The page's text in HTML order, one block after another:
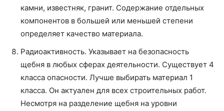
камни, известняк, гранит. Содержание отдельных
компонентов в большей или меньшей степени
определяет качество материала.
Радиоактивность. Указывает на безопасность
щебня в любых сферах деятельности. Существует 4
класса опасности. Лучше выбирать материал 1
класса. Он актуален для всех строительных работ.
Несмотря на разделение щебня на уровни